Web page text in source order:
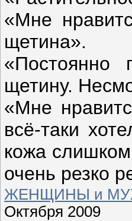
«Мне
щетина».
«Постоянно
щетину.
«Мне
всё-таки
кожа
очень резко
ЖЕНЩИНЫ и
Октября 2009